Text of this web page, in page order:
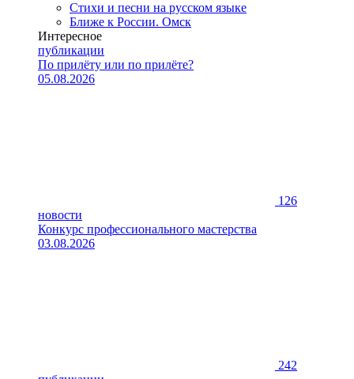
Стихи и песни на русском языке
Ближе к России. Омск
Интересное
публикации
По прилёту или по прилёте?
05.08.2026
126
новости
Конкурс профессионального мастерства
03.08.2026
242